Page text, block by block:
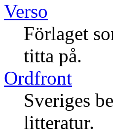
Verso
Förlaget
titta på.
Ordfront
Sveriges
litteratur.